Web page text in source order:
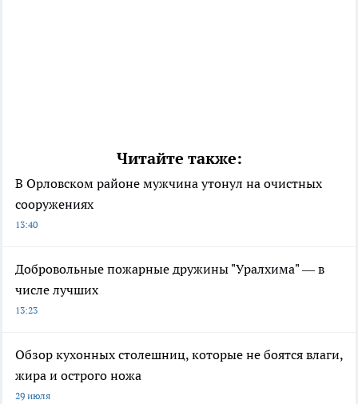
Читайте также:
В Орловском районе мужчина утонул на очистных
сооружениях
13:40
Добровольные пожарные дружины "Уралхима" — в
числе лучших
13:23
Обзор кухонных столешниц, которые не боятся влаги,
жира и острого ножа
29 июля